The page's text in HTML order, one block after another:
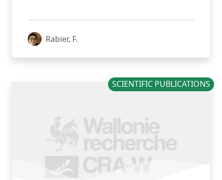
Rabier, F.
SCIENTIFIC PUBLICATIONS